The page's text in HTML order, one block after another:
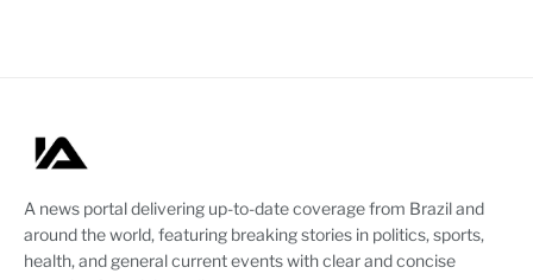
A news portal delivering up-to-date coverage from Brazil and
around the world, featuring breaking stories in politics, sports,
health, and general current events with clear and concise